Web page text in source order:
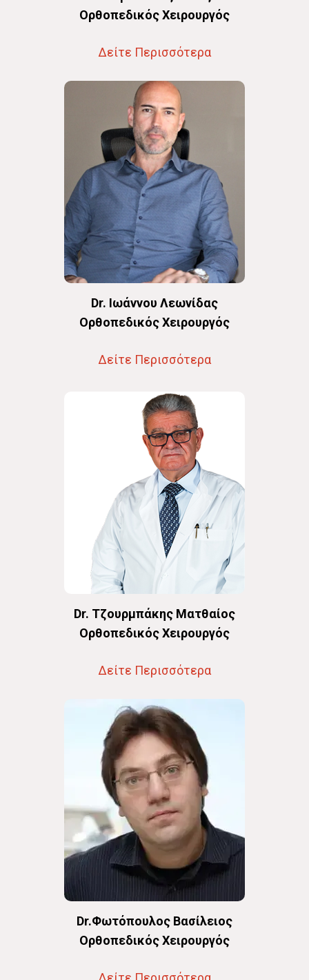
Oρθοπεδικός Χειρουργός
Δείτε Περισσότερα
Dr. Ιωάννου Λεωνίδας
Oρθοπεδικός Χειρουργός
Δείτε Περισσότερα
Dr. Τζουρμπάκης Ματθαίος
Oρθοπεδικός Χειρουργός
Δείτε Περισσότερα
Dr.Φωτόπουλος Βασίλειος
Oρθοπεδικός Χειρουργός